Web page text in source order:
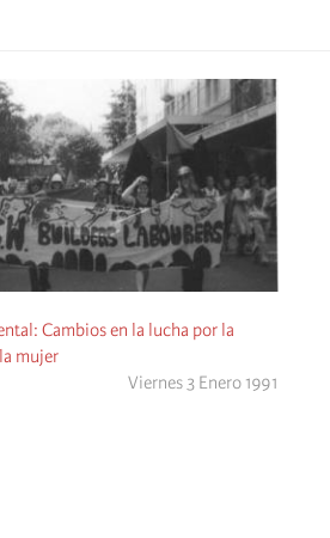
Cambios en la lucha por la
mujer
Viernes 3 Enero 1991